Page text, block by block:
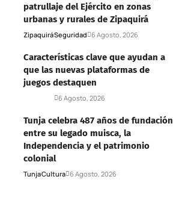
patrullaje del Ejército en zonas
urbanas y rurales de Zipaquirá
ZipaquiráSeguridad 6 Agosto, 2026
Características clave que ayudan a
que las nuevas plataformas de
juegos destaquen
6 Agosto, 2026
Tunja celebra 487 años de fundación
entre su legado muisca, la
Independencia y el patrimonio
colonial
TunjaCultura 6 Agosto, 2026